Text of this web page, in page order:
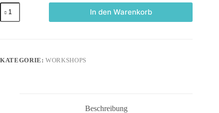
Nervensystem-
Reset
Workshop
In den Warenkorb
KATEGORIE:WORKSHOPS
Beschreibung